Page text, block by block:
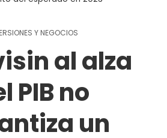
Y NEGOCIOS
al alza
PIB no
un